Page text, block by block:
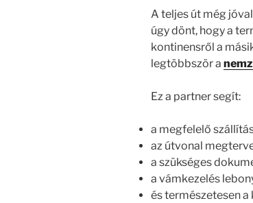
A teljes út még
úgy dönt, hogy a
kontinensről a
legtöbbször a
Ez a partner segít:
a megfelelő
az útvonal
a szükséges
a vámkezelés
és természetesen